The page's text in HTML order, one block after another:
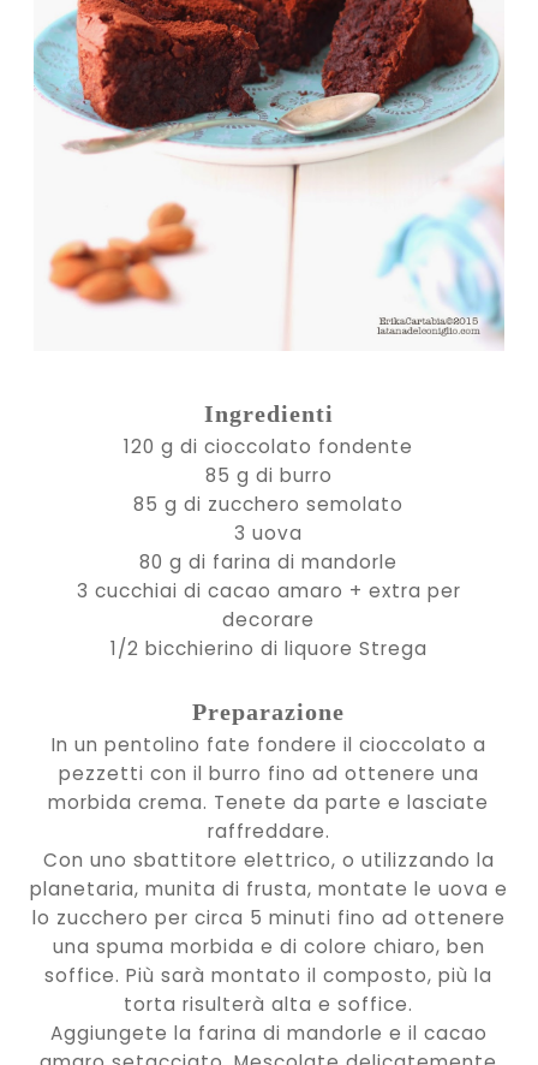
Ingredienti
120 g di cioccolato fondente
85 g di burro
85 g di zucchero semolato
3 uova
80 g di farina di mandorle
3 cucchiai di cacao amaro + extra per
decorare
1/2 bicchierino di liquore Strega
Preparazione
In un pentolino fate fondere il cioccolato a
pezzetti con il burro fino ad ottenere una
morbida crema. Tenete da parte e lasciate
raffreddare.
Con uno sbattitore elettrico, o utilizzando la
planetaria, munita di frusta, montate le uova e
lo zucchero per circa 5 minuti fino ad ottenere
una spuma morbida e di colore chiaro, ben
soffice. Più sarà montato il composto, più la
torta risulterà alta e soffice.
Aggiungete la farina di mandorle e il cacao